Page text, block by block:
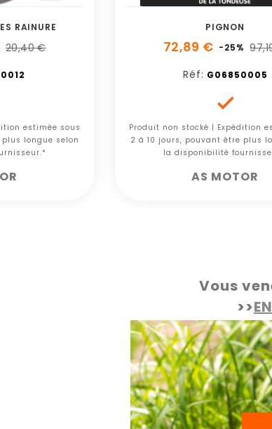
RAINURE
20,40 €
estimée sous
longue selon
PIGNON
72,89 € -25%
Réf: G06850005

Produit non stocké | Expédition
2 à 10 jours, pouvant être plus
la disponibilité
AS MOTOR
Vous
>>